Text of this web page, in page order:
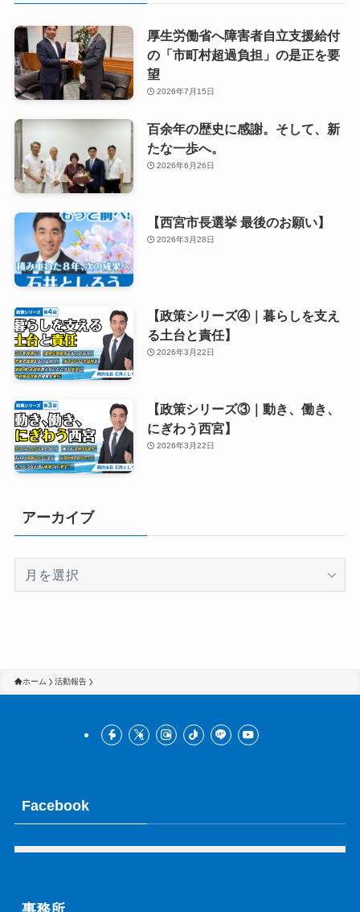
厚生労働省へ障害者自立支援給付
の「市町村超過負担」の是正を要
望
2026年7月15日
百余年の歴史に感謝。そして、新
たな一歩へ。
2026年6月26日
【西宮市長選挙 最後のお願い】
2026年3月28日
【政策シリーズ④｜暮らしを支え
る土台と責任】
2026年3月22日
【政策シリーズ③｜動き、働き、
にぎわう西宮】
2026年3月22日
アーカイブ
ホーム 活動報告
Facebook